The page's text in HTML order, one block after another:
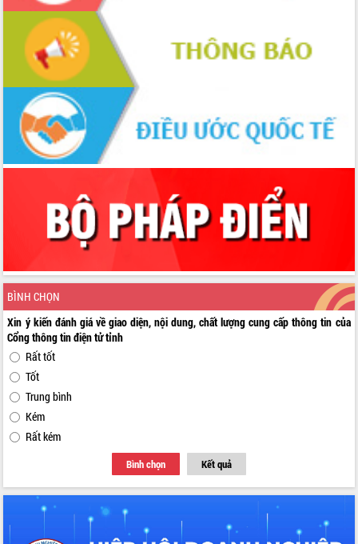
BÌNH CHỌN
Xin ý kiến đánh giá về giao diện, nội dung, chất lượng cung cấp thông tin của
Cổng thông tin điện tử tỉnh
Rất tốt
Tốt
Trung bình
Kém
Rất kém
Bình chọn Kết quả